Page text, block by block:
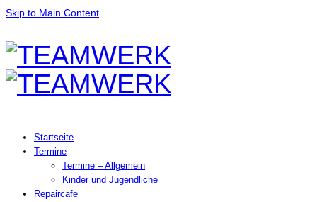
Skip to Main Content
Startseite
Termine
Termine – Allgemein
Kinder und Jugendliche
Repaircafe